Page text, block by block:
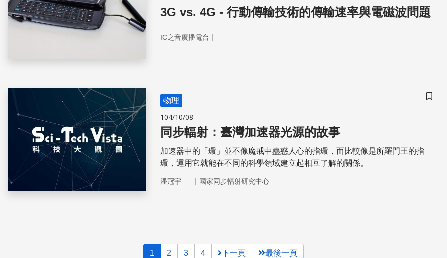
3G vs. 4G - 行動傳輸技術的傳輸速率與電磁波問題
IC之音廣播電台 ｜
儲存
物理
104/10/08
同步輻射：臺灣加速器光源的故事
加速器中的「環」並不像魔戒中蠱惑人心的指環，而比較像是所羅門王的指
環，運用它就能在不同的科學領域建立起相互了解的關係。
潘冠宇 ｜ 國家同步輻射研究中心
1 2 3 4 下一頁 最後一頁